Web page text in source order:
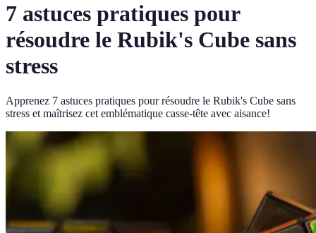
7 astuces pratiques pour
résoudre le Rubik's Cube sans
stress
Apprenez 7 astuces pratiques pour résoudre le Rubik's Cube sans
stress et maîtrisez cet emblématique casse-tête avec aisance!